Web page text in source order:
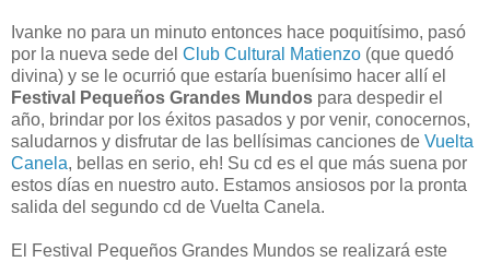
Ivanke no para un minuto entonces hace poquitísimo, pasó
por la nueva sede del Club Cultural Matienzo (que quedó
divina) y se le ocurrió que estaría buenísimo hacer allí el
Festival Pequeños Grandes Mundos para despedir el
año, brindar por los éxitos pasados y por venir, conocernos,
saludarnos y disfrutar de las bellísimas canciones de Vuelta
Canela, bellas en serio, eh! Su cd es el que más suena por
estos días en nuestro auto. Estamos ansiosos por la pronta
salida del segundo cd de Vuelta Canela.
El Festival Pequeños Grandes Mundos se realizará este